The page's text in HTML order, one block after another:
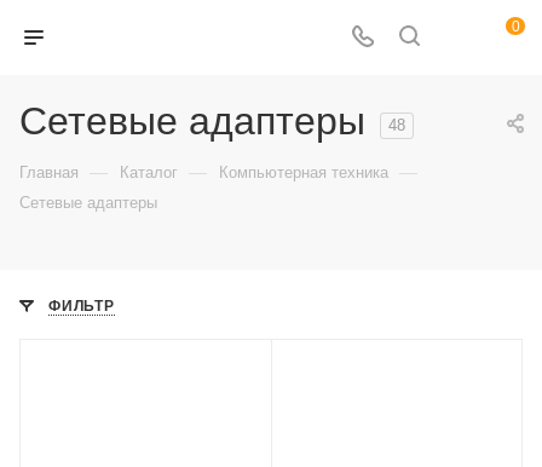
0
Сетевые адаптеры 48
Главная — Каталог — Компьютерная техника —
Сетевые адаптеры
ФИЛЬТР